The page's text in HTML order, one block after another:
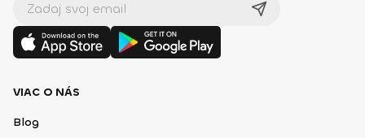
VIAC O NÁS
Blog